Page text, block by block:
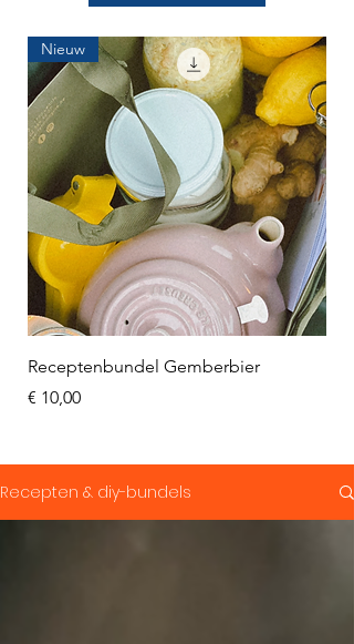
Nieuw
Receptenbundel Gemberbier
Prijs
€ 10,00
Recepten & diy-bundels